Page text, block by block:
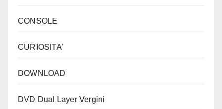
CONSOLE
CURIOSITA'
DOWNLOAD
DVD Dual Layer Vergini